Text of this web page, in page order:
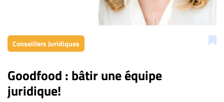
Conseillers Juridiques
Goodfood : bâtir une équipe
juridique!